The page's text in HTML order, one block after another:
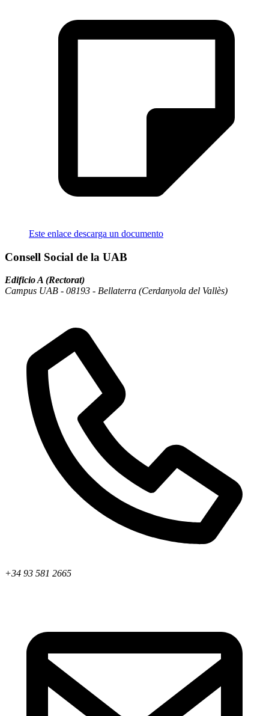
Este enlace descarga un documento
Consell Social de la UAB
Edificio A (Rectorat)
Campus UAB - 08193 - Bellaterra (Cerdanyola del Vallès)
+34 93 581 2665